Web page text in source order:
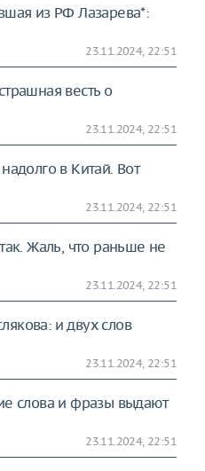
из РФ Лазарева*:
23.11.2024, 22:51
весть о
23.11.2024, 22:51
в Китай. Вот
23.11.2024, 22:51
Жаль, что раньше не
23.11.2024, 22:51
и двух слов
23.11.2024, 22:51
слова и фразы выдают
23.11.2024, 22:51